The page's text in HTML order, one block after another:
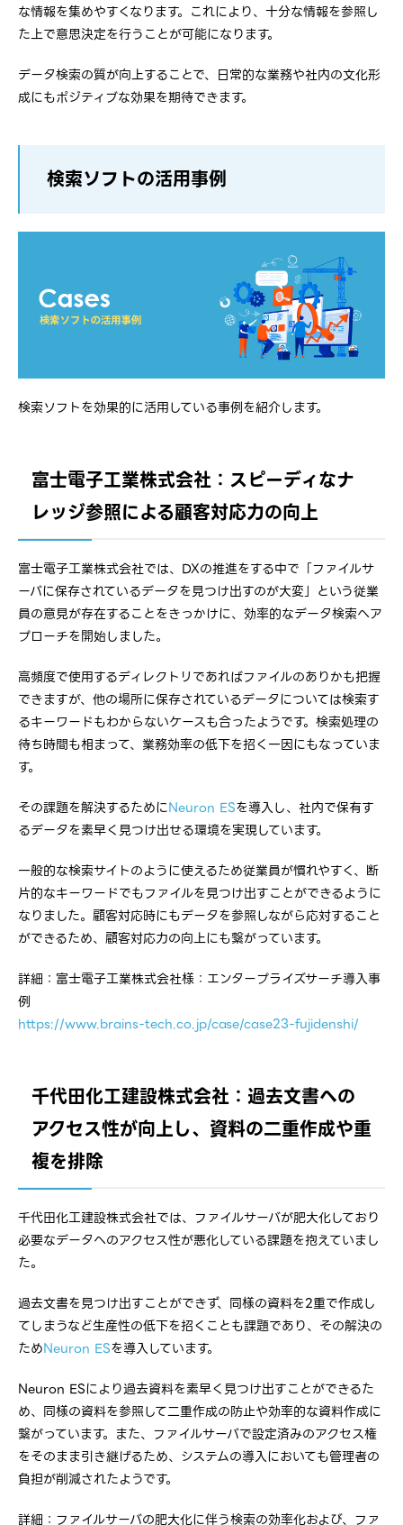
な情報を集めやすくなります。これにより、十分な情報を参照し
た上で意思決定を行うことが可能になります。
データ検索の質が向上することで、日常的な業務や社内の文化形
成にもポジティブな効果を期待できます。
検索ソフトの活用事例
検索ソフトを効果的に活用している事例を紹介します。
富士電子工業株式会社：スピーディなナ
レッジ参照による顧客対応力の向上
富士電子工業株式会社では、DXの推進をする中で「ファイルサ
ーバに保存されているデータを見つけ出すのが大変」という従業
員の意見が存在することをきっかけに、効率的なデータ検索へア
プローチを開始しました。
高頻度で使用するディレクトリであればファイルのありかも把握
できますが、他の場所に保存されているデータについては検索す
るキーワードもわからないケースも合ったようです。検索処理の
待ち時間も相まって、業務効率の低下を招く一因にもなっていま
す。
その課題を解決するためにNeuron ESを導入し、社内で保有す
るデータを素早く見つけ出せる環境を実現しています。
一般的な検索サイトのように使えるため従業員が慣れやすく、断
片的なキーワードでもファイルを見つけ出すことができるように
なりました。顧客対応時にもデータを参照しながら応対すること
ができるため、顧客対応力の向上にも繋がっています。
詳細：富士電子工業株式会社様：エンタープライズサーチ導入事
例
https://www.brains-tech.co.jp/case/case23-fujidenshi/
千代田化工建設株式会社：過去文書への
アクセス性が向上し、資料の二重作成や重
複を排除
千代田化工建設株式会社では、ファイルサーバが肥大化しており
必要なデータへのアクセス性が悪化している課題を抱えていまし
た。
過去文書を見つけ出すことができず、同様の資料を2重で作成し
てしまうなど生産性の低下を招くことも課題であり、その解決の
ためNeuron ESを導入しています。
Neuron ESにより過去資料を素早く見つけ出すことができるた
め、同様の資料を参照して二重作成の防止や効率的な資料作成に
繋がっています。また、ファイルサーバで設定済みのアクセス権
をそのまま引き継げるため、システムの導入においても管理者の
負担が削減されたようです。
詳細：ファイルサーバの肥大化に伴う検索の効率化および、ファ